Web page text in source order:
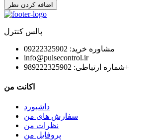
اضافه کردن نظر
پالس کنترل
مشاوره خرید: 09222325902
info@pulsecontrol.ir
شماره ارتباطی: 989222325902+
اکانت من
داشبورد
سفارش های من
نظرات من
پروفایل من